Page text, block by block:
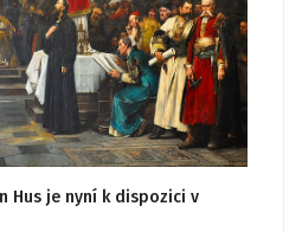
Hus je nyní k dispozici v